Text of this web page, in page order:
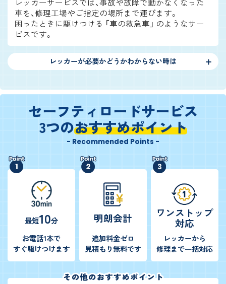
レッカーサービスでは、事故や故障で動かなくなった
車を、修理工場やご指定の場所まで運びます。
困ったときに駆けつける 「車の救急車」 のようなサー
ビスです。
レッカーが必要かどうかわからない時は
セーフティロードサービス
3つのおすすめポイント
- Recommended Points -
最短10分
お電話1本で
すぐ駆けつけます
明朗会計
追加料金ゼロ
見積もり無料です
ワンストップ
対応
レッカーから
修理まで一括対応